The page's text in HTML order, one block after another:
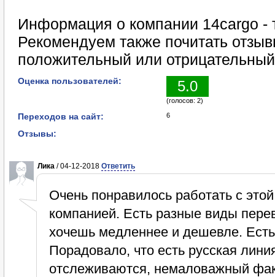
Информация о компании 14cargo -
Рекомендуем также почитать
положительный или
Оценка пользователей: 5.0
(голосов: 2)
Переходов на сайт: 6
Отзывы:
Лика / 04-12-2018 Ответить
Очень понравилось работать с
компанией. Есть разные виды
хочешь медленнее и дешевле.
Порадовало, что есть русская
отслеживаются, немаловажный